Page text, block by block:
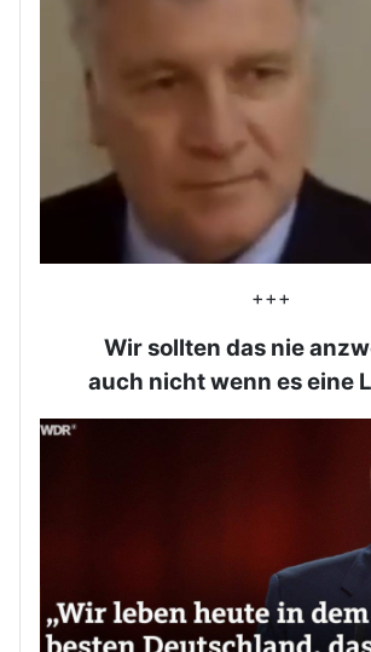
+++
Wir sollten das nie
auch nicht wenn es eine